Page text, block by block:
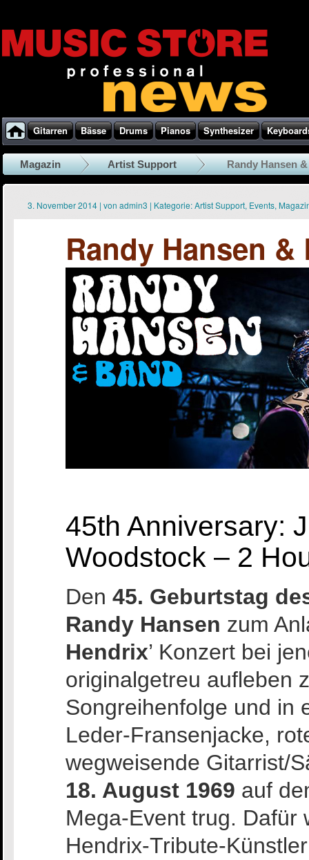
Gitarren Bässe Drums Pianos Synthesizer
Magazin Artist Support Randy Hansen
3. November 2014 | von admin3 | Kategorie:Artist Support, Events,
Randy Hansen &
45th Anniversary:
Woodstock – 2
Den 45. Geburtstag
Randy Hansen zum
Hendrix’ Konzert bei
originalgetreu aufleben
Songreihenfolge und in
Leder-Fransenjacke,
wegweisende Gitarrist/
18. August 1969 auf
Mega-Event trug. Dafür
Hendrix-Tribute-